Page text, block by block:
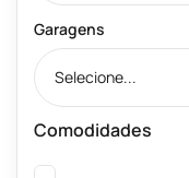
Garagens
Selecione...
Comodidades